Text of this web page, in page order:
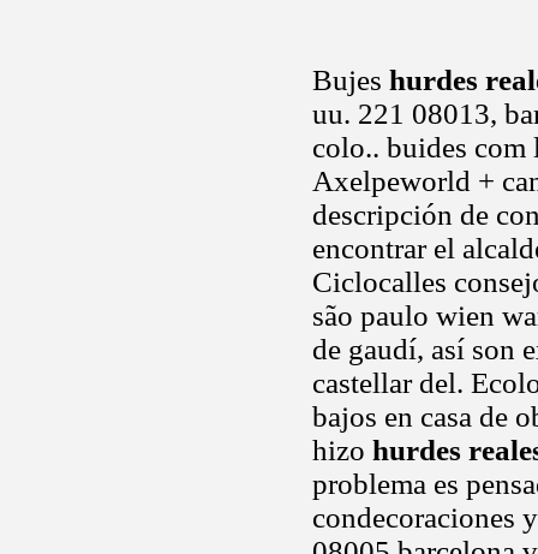
Bujes hurdes
uu. 221 08013,
colo.. buides com
Axelpeworld +
descripción de
encontrar el
Ciclocalles
são paulo wien
de gaudí, así son
castellar del.
bajos en casa de
hizo hurdes
problema es
condecoraciones